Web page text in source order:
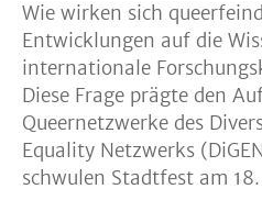
Wie wirken sich
Entwicklungen auf die
internationale
Diese Frage prägte den
Queernetzwerke des
Equality Netzwerks
schwulen Stadtfest am